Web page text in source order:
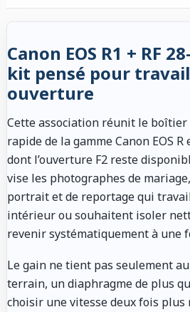
Canon EOS R1 + RF
kit pensé pour
ouverture
Cette association réunit le
rapide de la gamme Canon EOS
dont l’ouverture F2 reste
vise les photographes de
portrait et de reportage qui
intérieur ou souhaitent isoler
revenir systématiquement à une
Le gain ne tient pas seulement
terrain, un diaphragme de plus
choisir une vitesse deux fois